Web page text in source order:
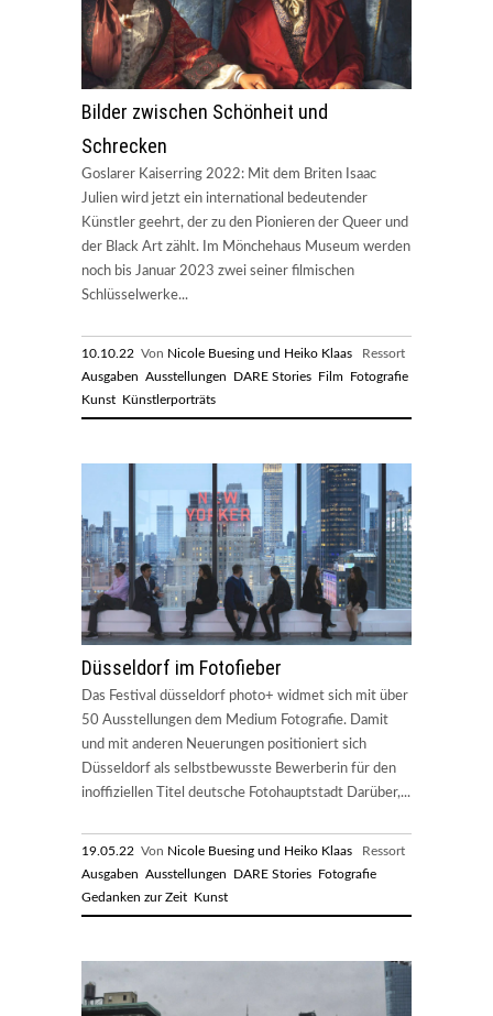
Bilder zwischen Schönheit und
Schrecken
Goslarer Kaiserring 2022: Mit dem Briten Isaac
Julien wird jetzt ein international bedeutender
Künstler geehrt, der zu den Pionieren der Queer und
der Black Art zählt. Im Mönchehaus Museum werden
noch bis Januar 2023 zwei seiner filmischen
Schlüsselwerke...
10.10.22 Von Nicole Buesing und Heiko Klaas Ressort
Ausgaben Ausstellungen DARE Stories Film Fotografie
Kunst Künstlerporträts
Düsseldorf im Fotofieber
Das Festival düsseldorf photo+ widmet sich mit über
50 Ausstellungen dem Medium Fotografie. Damit
und mit anderen Neuerungen positioniert sich
Düsseldorf als selbstbewusste Bewerberin für den
inoffiziellen Titel deutsche Fotohauptstadt Darüber,...
19.05.22 Von Nicole Buesing und Heiko Klaas Ressort
Ausgaben Ausstellungen DARE Stories Fotografie
Gedanken zur Zeit Kunst